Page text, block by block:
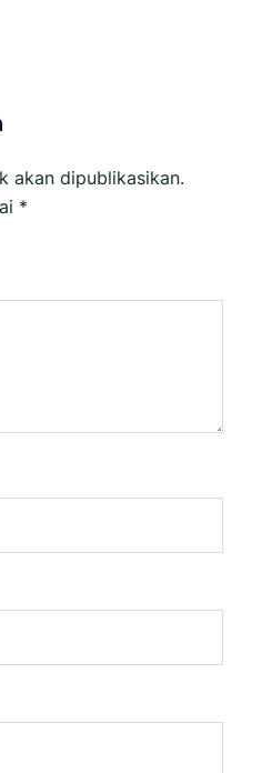
akan dipublikasikan.
*